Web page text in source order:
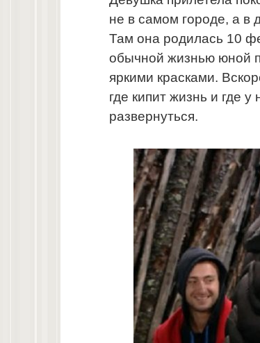
не в самом городе, а в
Там она родилась 10
обычной жизнью юной
яркими красками.
где кипит жизнь и где
развернуться.